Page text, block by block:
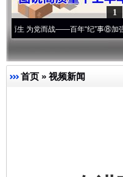
1
而战——百年“纪”事⑧加强纪律..·[视
首页 » 视频新闻